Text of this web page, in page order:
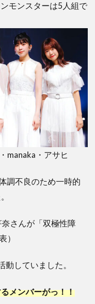
モンスターは5人組で
manaka・アサヒ
調不良のため一時的
さんが「双極性障
）
していました。
メンバーがっ！！